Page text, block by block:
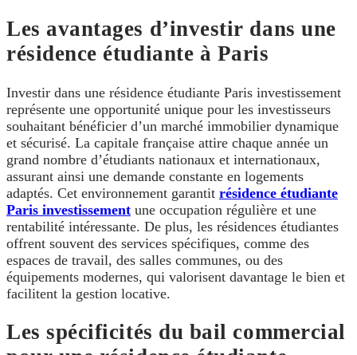
Les avantages d’investir dans une
résidence étudiante à Paris
Investir dans une résidence étudiante Paris investissement
représente une opportunité unique pour les investisseurs
souhaitant bénéficier d’un marché immobilier dynamique
et sécurisé. La capitale française attire chaque année un
grand nombre d’étudiants nationaux et internationaux,
assurant ainsi une demande constante en logements
adaptés. Cet environnement garantit résidence étudiante
Paris investissement une occupation régulière et une
rentabilité intéressante. De plus, les résidences étudiantes
offrent souvent des services spécifiques, comme des
espaces de travail, des salles communes, ou des
équipements modernes, qui valorisent davantage le bien et
facilitent la gestion locative.
Les spécificités du bail commercial